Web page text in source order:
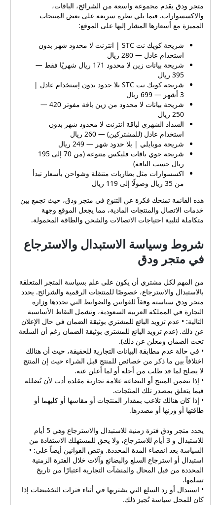
متجر ودق يقدم مجموعة واسعة من الشرائح، الباقات،
والاكسسوارات. فيما يلي نظرة سريعة على بعض المنتجات
المميزة مع أسعارها المشار إليها على الموقع:
شريحة كويك نت STC | انترنت لا محدود شهر بدون
استخدام عادل — 280 ريال
شريحة بيانات زين لا محدود 171 ريال شهريًا فقط —
395 ريال
شريحة كويك نت STC بلا حدود بدون إستخدام عادل |
3 أشهر — 699 ريال
شريحة بيانات لا محدود من زين باقة مفوتر 420 —
250 ريال
السداد الشهري لباقة انترنت لا محدود شهر بدون
استخدام عادل (للمشتركين) — 260 ريال
شريحة موبايلي | بلا حدود شهر — 249 ريال
شريحة جوي باقات فليكس متنوعة (من 70 إلى 195
ريال حسب الباقة)
اكسسوارات مثل بطاريات متنقلة وشواحن بأسعار تبدأ
من 35 ريال وصولًا إلى 119 ريال
هذه القائمة تمنحك فكرة عن التنوع في متجر ودق، حيث تجمع بين
خدمات الاتصال والمنتجات المادية، مما يجعل الموقع وجهة
متكاملة لتلبية احتياجات الاتصالات والشحن والطاقة المحمولة.
شروط وسياسة الاستبدال والاسترجاع
في متجر ودق
من المهم لكل مشتري أن يكون على علم بسياسة المتجر المتعلقة
بالاستبدال والاسترجاع، خصوصًا للمنتجات الرقمية والشرائح. يحدد
متجر ودق سياسته وفقاً للقوانين والضوابط التي تحددها وزارة
التجارة في المملكة العربية السعودية، وتشمل النقاط الأساسية
التالية: • عدم تزويد البائع للمشتري بوثيقة الضمان في حال الإعلان
عن ذلك. (عدم تزويد البائع للمشتري بوثيقة الضمان رغم أن السلعة
تحت الضمان ومعلن عن ذلك).
• في حالة عدم مطابقة البيانات التجارية للحقيقة، حيث أن هنالك
اختلافاً بين ما ذكر من خصائص للمنتج قبل الشراء حيث إن المنتج
لا يصلح لما قد طلب من أجله أو لما أعلن عنه.
• إذا تضمن المنتج أو البضاعة علامة تجارية مقلدة أدت لأن تُضلله
فيما يتعلق بمصدر تلك المنتَجات.
• إذا كان هنالك تلاعب بمقدار المنتجات أو مقاسها أو كليهما أو
طاقتها أو وزنها أو مصدرها.
يحدد متجر ودق فترة زمنية للاستبدال والاسترجاع وهي 5 أيام
للاستبدال و 3 أيام للاسترجاع، ولا يحق للمستهلك الاستفادة من
السياسة بعد انقضاء المدة المحددة. وتنص القوانين أيضاً على: •
استبدال أو استرجاع السلع والبضائع وآلات خلال الفترة الزمنية
المحددة من قبل المحال والمنشآت التجارية اعتبارًا من تاريخ
تسلمها.
• استبدال أو رد السلع التي يشتريها في أثناء فترات التخفيضات إذا
كان للمحل سياسة تُجيز ذلك.